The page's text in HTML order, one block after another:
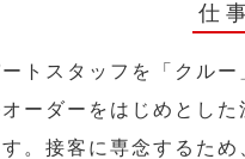
仕
トスタッフを「クル
ーダーをはじめとし
。接客に専念するた